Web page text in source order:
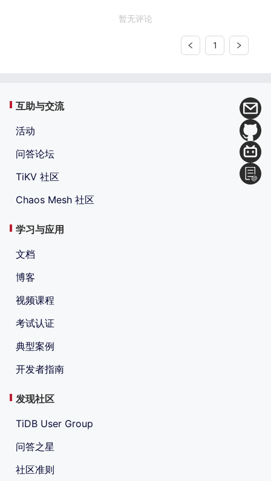
暂无评论
1
互助与交流
活动
问答论坛
TiKV 社区
Chaos Mesh 社区
学习与应用
文档
博客
视频课程
考试认证
典型案例
开发者指南
发现社区
TiDB User Group
问答之星
社区准则